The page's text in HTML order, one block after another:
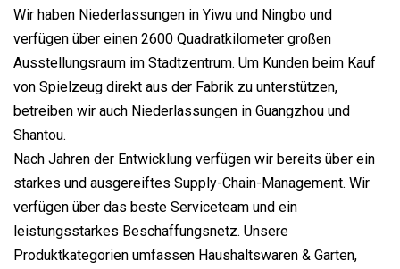
Wir haben Niederlassungen in Yiwu und Ningbo und
verfügen über einen 2600 Quadratkilometer großen
Ausstellungsraum im Stadtzentrum. Um Kunden beim Kauf
von Spielzeug direkt aus der Fabrik zu unterstützen,
betreiben wir auch Niederlassungen in Guangzhou und
Shantou.
Nach Jahren der Entwicklung verfügen wir bereits über ein
starkes und ausgereiftes Supply-Chain-Management. Wir
verfügen über das beste Serviceteam und ein
leistungsstarkes Beschaffungsnetz. Unsere
Produktkategorien umfassen Haushaltswaren & Garten,